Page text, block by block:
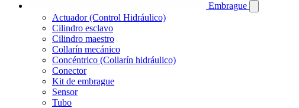
Embrague
Actuador (Control Hidráulico)
Cilindro esclavo
Cilindro maestro
Collarín mecánico
Concéntrico (Collarín hidráulico)
Conector
Kit de embrague
Sensor
Tubo